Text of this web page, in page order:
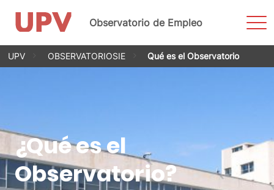
Saltar
Observatorio de Empleo
UPV OBSERVATORIOSIE Qué es el Observatorio
¿Qué es el
Observatorio?